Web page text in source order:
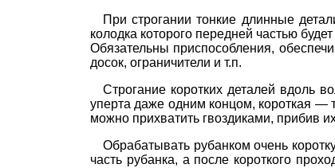
При строгании тонкие длинные
колодка которого передней частью
Обязательны приспособления,
досок, ограничители и т.п.
Строгание коротких деталей вдоль
уперта даже одним концом, короткая —
можно прихватить гвоздиками, прибив
Обрабатывать рубанком очень
часть рубанка, а после короткого